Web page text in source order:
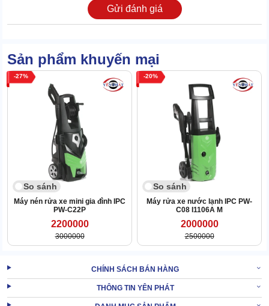
dây dẫn cũng cách điện siêu tốt, thiết kế cực dày.
Có thể dùng IPC PW-C50P D2117P T để làm sạch xe máy,
xe con, xe tải lớn. Bạn cũng có thể tận dụng công năng máy
cây,...
XEM
Máy rửa xe nước lạnh IPC PW-C40 I1813P T (
không dây quấn)
2. Tính ứng dụng cao của Máy xịt rửa xe nước
lạnh IPC PW-C50P D2117P T có được là nhờ
Tính ứng dụng cao của máy xịt rửa xe nước lạnh IPC PW-C50P
D2117P T có được là nhờ 4 chi tiết sau:
Gửi đánh giá
Sản phẩm khuyến mại
27
So sánh
Máy nén rửa xe mini gia đình IPC
PW-C22P
2200000
3000000
20
So sánh
Máy rửa xe nước lạnh IPC PW-
C08 I1106A M
2000000
2500000
CHÍNH SÁCH BÁN HÀNG
THÔNG TIN YÊN PHÁT